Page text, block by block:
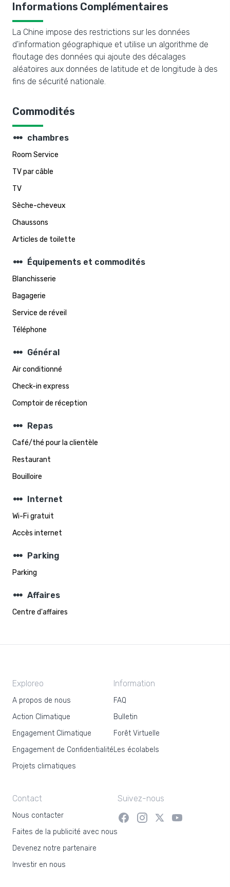
Informations Complémentaires
La Chine impose des restrictions sur les données
d'information géographique et utilise un algorithme de
floutage des données qui ajoute des décalages
aléatoires aux données de latitude et de longitude à des
fins de sécurité nationale.
Commodités
steppers chambres
Room Service
TV par câble
TV
Sèche-cheveux
Chaussons
Articles de toilette
steppers Équipements et commodités
Blanchisserie
Bagagerie
Service de réveil
Téléphone
steppers Général
Air conditionné
Check-in express
Comptoir de réception
steppers Repas
Café/thé pour la clientèle
Restaurant
Bouilloire
steppers Internet
Wi-Fi gratuit
Accès internet
steppers Parking
Parking
steppers Affaires
Centre d'affaires
Exploreo
A propos de nous
Action Climatique
Engagement Climatique
Engagement de Confidentialité
Projets climatiques
Information
FAQ
Bulletin
Forêt Virtuelle
Les écolabels
Contact
Nous contacter
Faites de la publicité avec nous
Devenez notre partenaire
Investir en nous
Suivez-nous